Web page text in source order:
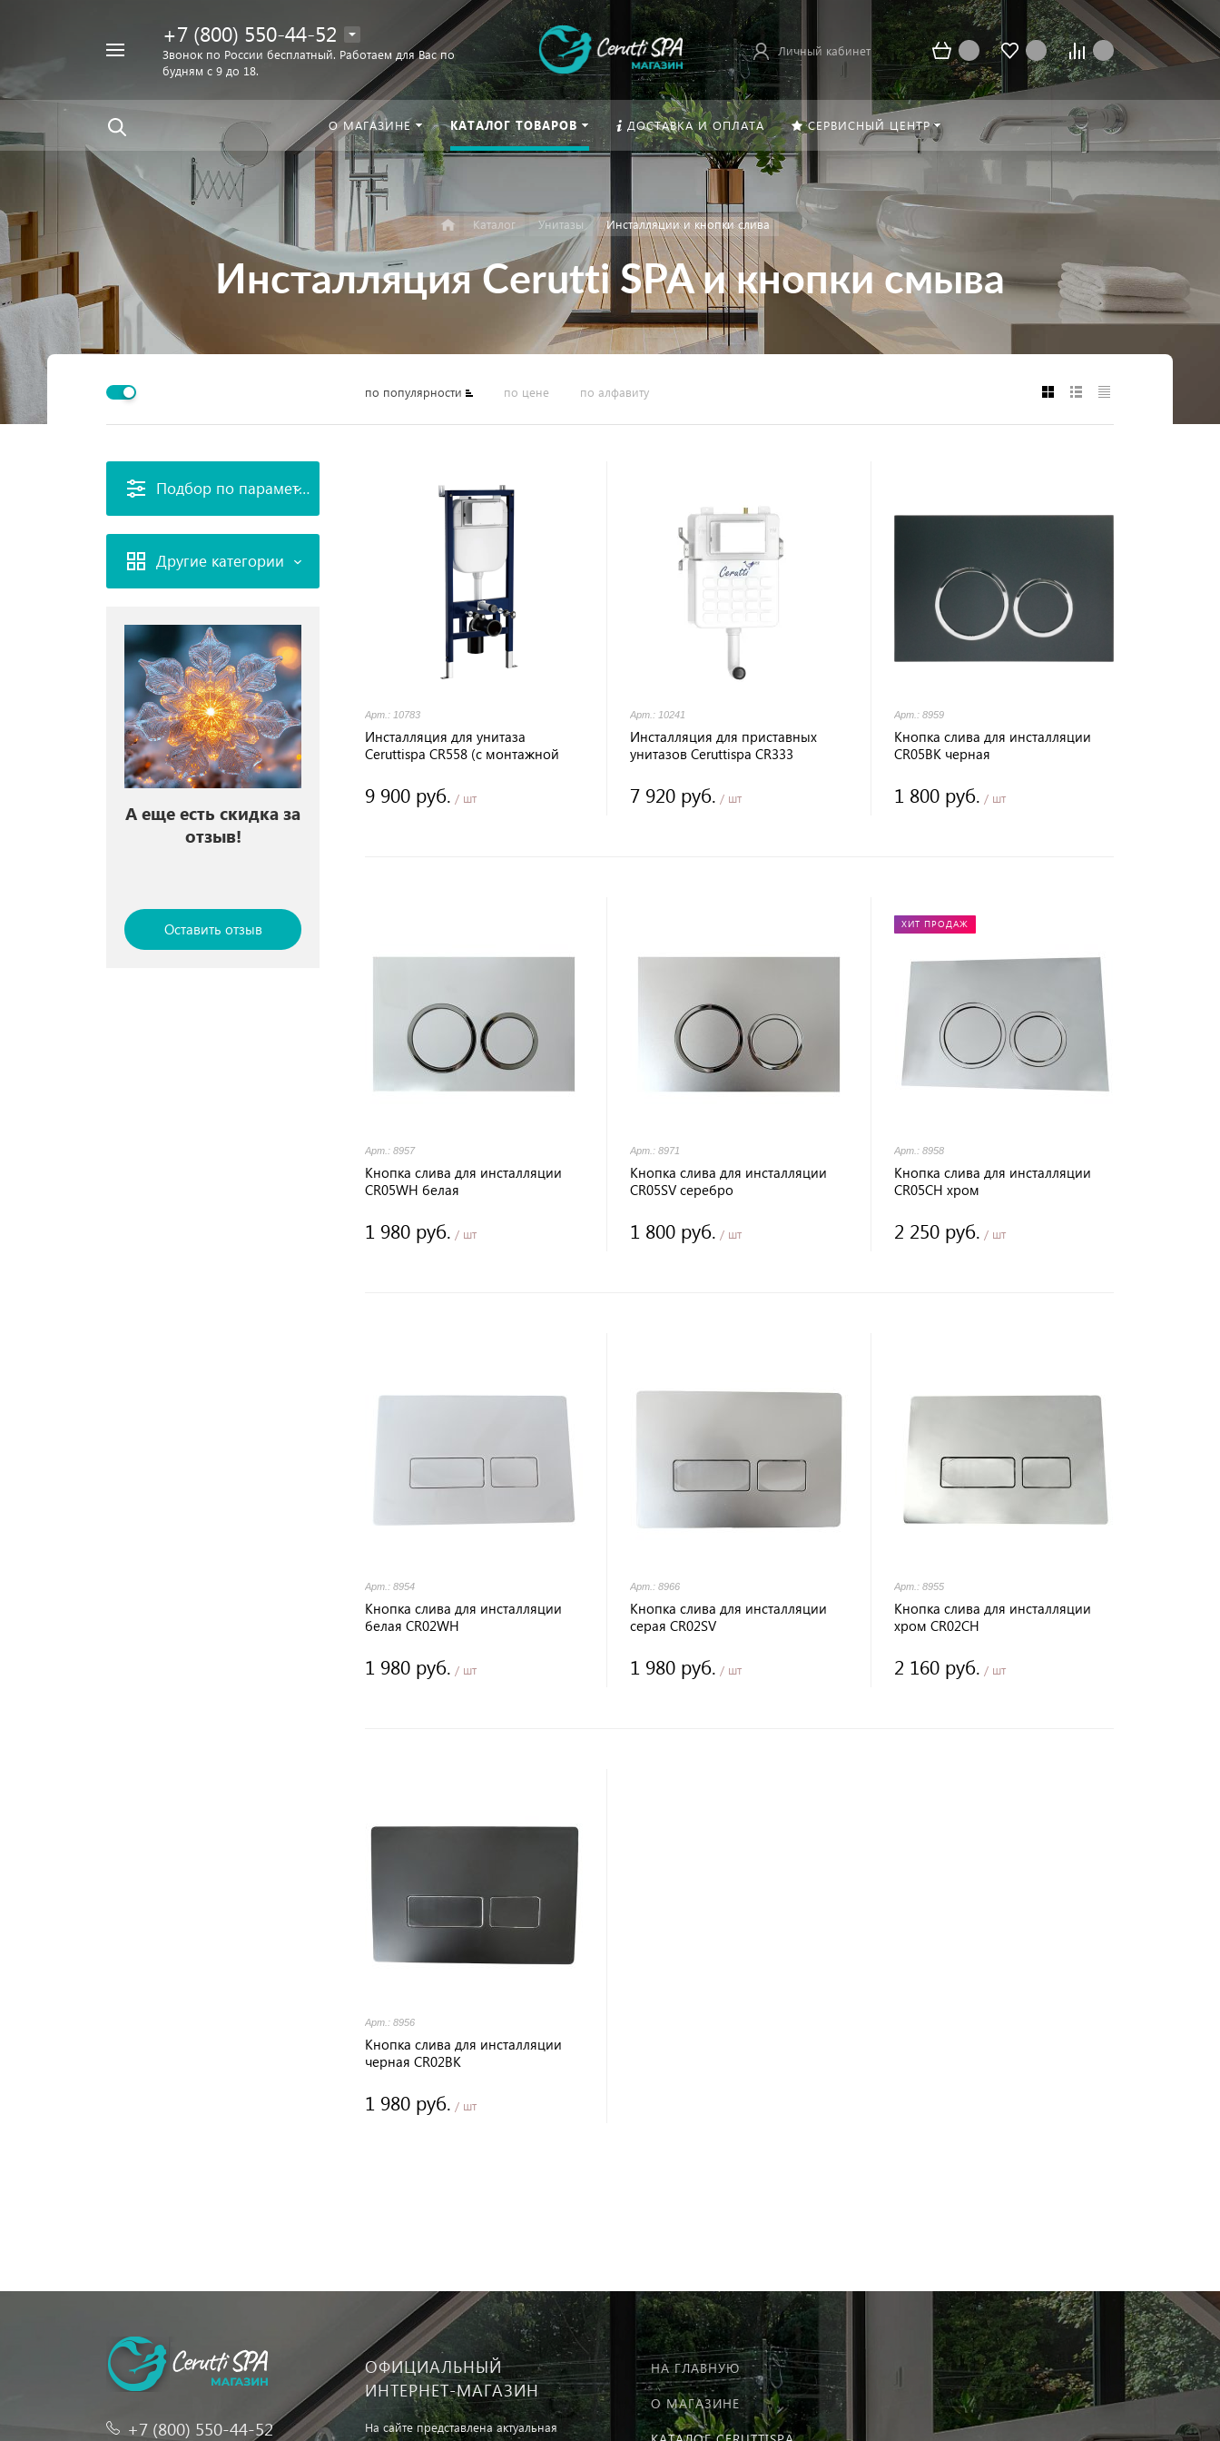
унитаз
+7 (800) 550-44-52
Звонок по России бесплатный. Работаем для Вас по
будням с 9 до 18.
Личный кабинет
О МАГАЗИНЕ КАТАЛОГ ТОВАРОВ ДОСТАВКА И ОПЛАТА СЕРВИСНЫЙ ЦЕНТР
Каталог Унитазы Инсталляции и кнопки слива
Инсталляция Cerutti SPA и кнопки смыва
по популярности по цене по алфавиту
Подбор по параметрам
Другие категории
А еще есть скидка за
отзыв!
Оставить отзыв
Арт.: 10783
Инсталляция для унитаза
Ceruttispa CR558 (с монтажной
9 900 руб. / шт
Арт.: 10241
Инсталляция для приставных
унитазов Ceruttispa CR333
7 920 руб. / шт
Арт.: 8959
Кнопка слива для инсталляции
CR05BK черная
1 800 руб. / шт
Арт.: 8957
Кнопка слива для инсталляции
CR05WH белая
1 980 руб. / шт
Арт.: 8971
Кнопка слива для инсталляции
CR05SV серебро
1 800 руб. / шт
ХИТ ПРОДАЖ
Арт.: 8958
Кнопка слива для инсталляции
CR05CH хром
2 250 руб. / шт
Арт.: 8954
Кнопка слива для инсталляции
белая CR02WH
1 980 руб. / шт
Арт.: 8966
Кнопка слива для инсталляции
серая CR02SV
1 980 руб. / шт
Арт.: 8955
Кнопка слива для инсталляции
хром CR02CH
2 160 руб. / шт
Арт.: 8956
Кнопка слива для инсталляции
черная CR02BK
1 980 руб. / шт
+7 (800) 550-44-52
ОФИЦИАЛЬНЫЙ
ИНТЕРНЕТ-МАГАЗИН
На сайте представлена актуальная
НА ГЛАВНУЮ
О МАГАЗИНЕ